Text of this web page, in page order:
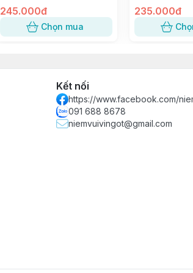
SỐ 3
245.000đ
Chọn mua
Lan Trứng
Bánh Bao
235.000đ
Kết nối
https://www.facebook.com/
091 688 8678
niemvuivingot@gmail.com